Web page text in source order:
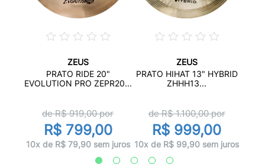
ZEUS
PRATO RIDE 20"
EVOLUTION PRO ZEPR20...
de R$919,00por
R$ 799,00
10x de R$ 79,90 sem juros
ZEUS
PRATO HIHAT 13" HYBRID
ZHHH13...
de R$1.100,00por
R$ 999,00
10x de R$ 99,90 sem juros